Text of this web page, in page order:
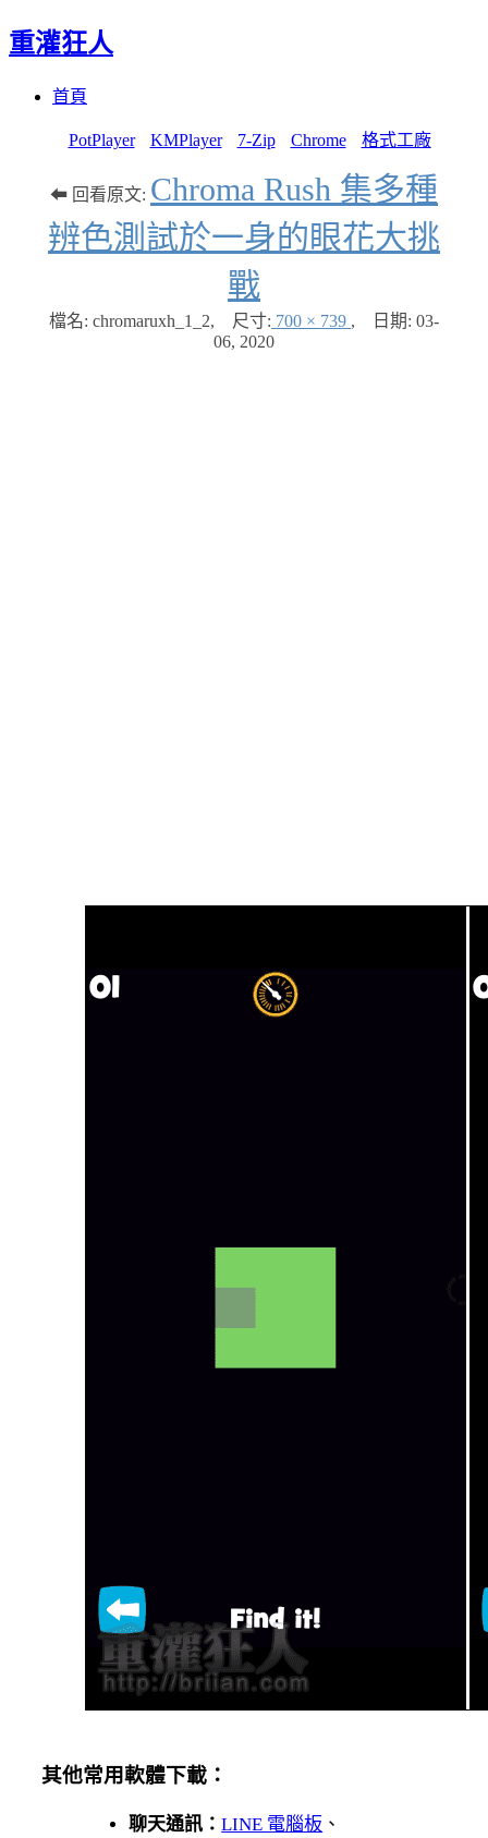
重灌狂人
首頁
PotPlayer KMPlayer 7-Zip Chrome 格式工廠
⬅ 回看原文: Chroma Rush 集多種
辨色測試於一身的眼花大挑
戰
檔名: chromaruxh_1_2, 尺寸: 700 × 739 , 日期: 03-
06, 2020
其他常用軟體下載：
聊天通訊：LINE 電腦板 、